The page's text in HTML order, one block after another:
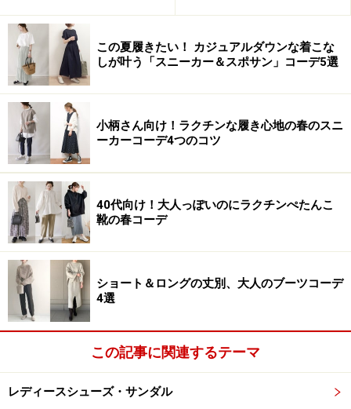
この夏履きたい！ カジュアルダウンな着こな
しが叶う「スニーカー＆スポサン」コーデ5選
小柄さん向け！ラクチンな履き心地の春のスニ
ーカーコーデ4つのコツ
40代向け！大人っぽいのにラクチンぺたんこ
靴の春コーデ
ショート＆ロングの丈別、大人のブーツコーデ
4選
この記事に関連するテーマ
レディースシューズ・サンダル